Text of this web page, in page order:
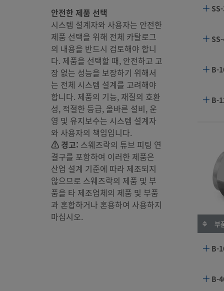
안전한 제품 선택
시스템 설계자와 사용자는 안전한
제품 선택을 위해 전체 카탈로그
의 내용을 반드시 검토해야 합니
다. 제품을 선택할 때, 안전하고 고
장 없는 성능을 보장하기 위해서
는 전체 시스템 설계를 고려해야
합니다. 제품의 기능, 재질의 호환
성, 적절한 등급, 올바른 설비, 운
영 및 유지보수는 시스템 설계자
와 사용자의 책임입니다.
⚠ 경고: 스웨즈락의 튜브 피팅 연
결구를 포함하여 이러한 제품은
산업 설계 기준에 따라 제조되지
않으므로 스웨즈락의 제품 및 부
품을 타 제조업체의 제품 및 부품
과 혼합하거나 혼용하여 사용하지
마십시오.
B-
B-
S-
SS-
SS-
부
B-
B-